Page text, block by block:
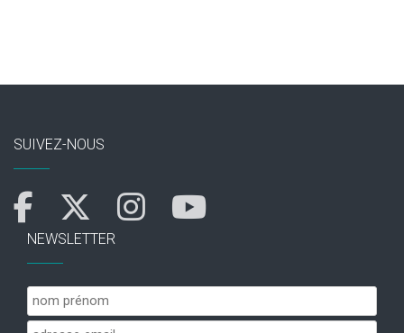
SUIVEZ-NOUS
NEWSLETTER